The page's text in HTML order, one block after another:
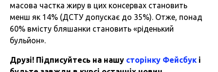
масова частка жиру в цих консервах становить
менш як 14% (ДСТУ допускає до 35%). Отже, понад
60% вмісту бляшанки становить «ріденький
бульйон».
Друзі! Підписуйтесь на нашу сторінку Фейсбук і